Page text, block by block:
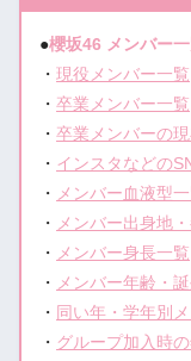
●櫻坂46 メンバー
・現役メンバー一覧
・卒業メンバー一覧
・卒業メンバーの
・ インスタなどの
・ メンバー血液型
・ メンバー出身地
・ メンバー身長一覧
・ メンバー年齢・
・ 同い年・学年別
・ グループ加入時